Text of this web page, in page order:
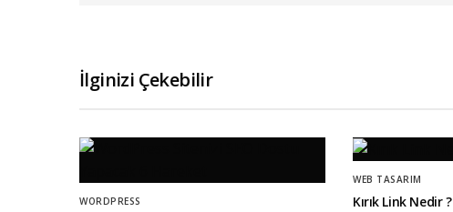
İlginizi Çekebilir
WORDPRESS
WEB TASARIM
Kırık Link Nedir ?